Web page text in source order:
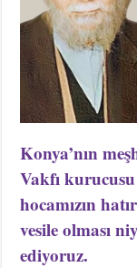
Konya’nın
Vakfı
hocamızın
vesile olması
ediyoruz.